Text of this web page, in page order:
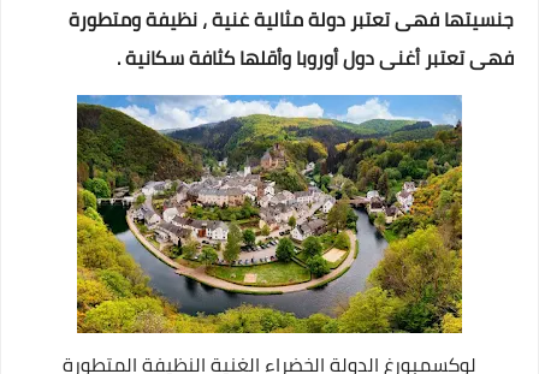
جنسيتها فهى تعتبر دولة مثالية غنية ، نظيفة ومتطورة
فهى تعتبر أغنى دول أوروبا وأقلها كثافة سكانية .
لوكسمبورغ الدولة الخضراء الغنية النظيفة المتطورة